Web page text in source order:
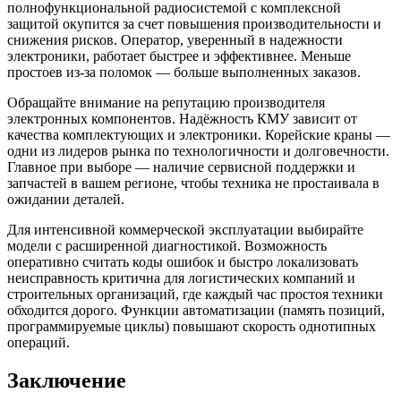
полнофункциональной радиосистемой с комплексной
защитой окупится за счет повышения производительности и
снижения рисков. Оператор, уверенный в надежности
электроники, работает быстрее и эффективнее. Меньше
простоев из-за поломок — больше выполненных заказов.
Обращайте внимание на репутацию производителя
электронных компонентов. Надёжность КМУ зависит от
качества комплектующих и электроники. Корейские краны —
одни из лидеров рынка по технологичности и долговечности.
Главное при выборе — наличие сервисной поддержки и
запчастей в вашем регионе, чтобы техника не простаивала в
ожидании деталей.
Для интенсивной коммерческой эксплуатации выбирайте
модели с расширенной диагностикой. Возможность
оперативно считать коды ошибок и быстро локализовать
неисправность критична для логистических компаний и
строительных организаций, где каждый час простоя техники
обходится дорого. Функции автоматизации (память позиций,
программируемые циклы) повышают скорость однотипных
операций.
Заключение